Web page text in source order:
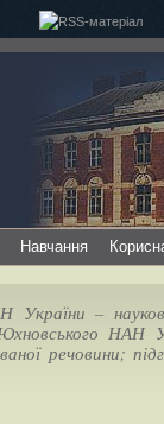
Навчання
–
НАН
речовини;